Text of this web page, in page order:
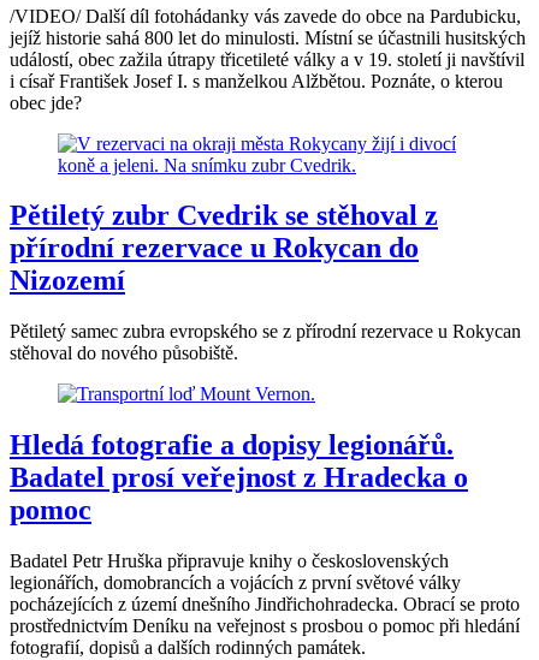
/VIDEO/ Další díl fotohádanky vás zavede do obce na Pardubicku,
jejíž historie sahá 800 let do minulosti. Místní se účastnili husitských
událostí, obec zažila útrapy třicetileté války a v 19. století ji navštívil
i císař František Josef I. s manželkou Alžbětou. Poznáte, o kterou
obec jde?
Pětiletý zubr Cvedrik se stěhoval z
přírodní rezervace u Rokycan do
Nizozemí
Pětiletý samec zubra evropského se z přírodní rezervace u Rokycan
stěhoval do nového působiště.
Hledá fotografie a dopisy legionářů.
Badatel prosí veřejnost z Hradecka o
pomoc
Badatel Petr Hruška připravuje knihy o československých
legionářích, domobrancích a vojácích z první světové války
pocházejících z území dnešního Jindřichohradecka. Obrací se proto
prostřednictvím Deníku na veřejnost s prosbou o pomoc při hledání
fotografií, dopisů a dalších rodinných památek.